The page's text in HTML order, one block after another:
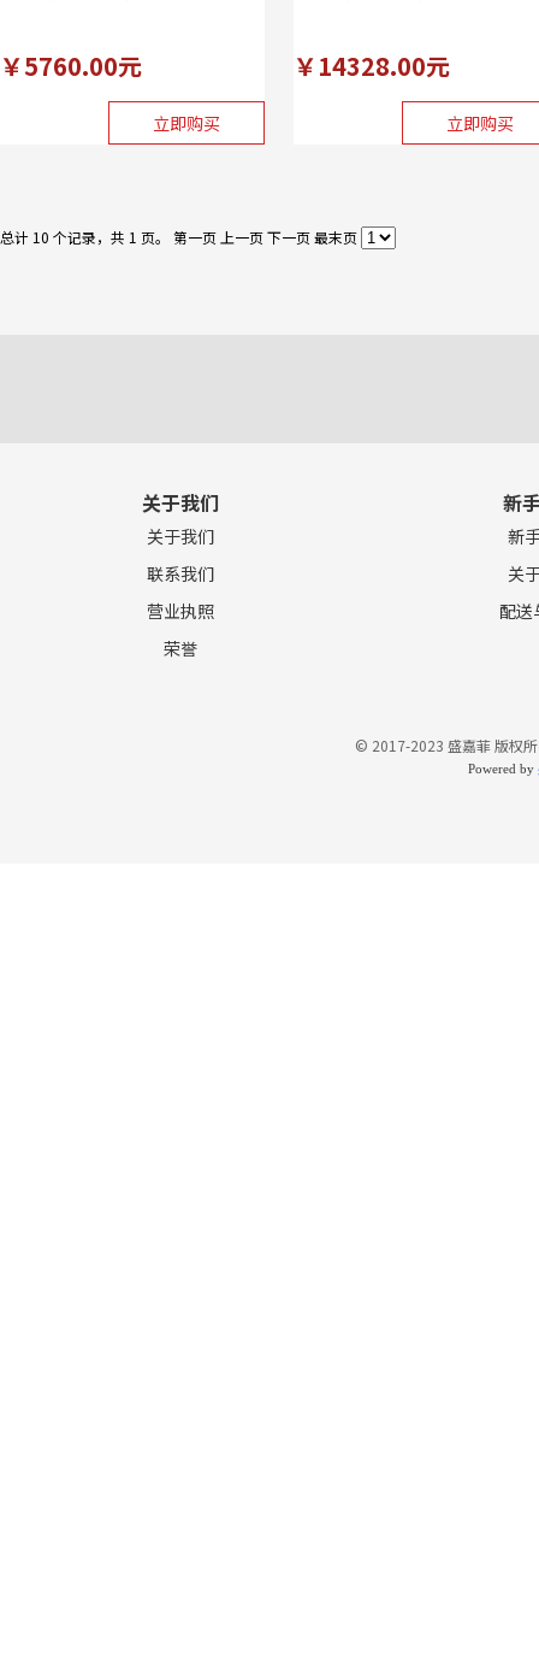
￥5760.00元
立即购买
￥14328.00元
立即购买
总计 10 个记录，共 1 页。 第一页 上一页下一页最末页
关于我们
关于我们
联系我们
营业执照
荣誉
新
新
关
配送
© 2017-2023 盛嘉菲 版权
Powered by